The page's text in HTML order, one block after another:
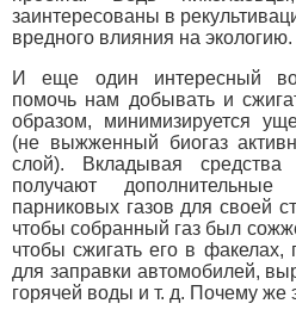
заинтересованы в
вредного влияния на экологию.
И еще один интересный
помочь нам добывать и
образом, минимизируется
(не выжженный биогаз
слой). Вкладывая
получают
парниковых газов для своей
чтобы собранный газ был
чтобы сжигать его в факелах,
для заправки автомобилей,
горячей воды и т. д. Почему же